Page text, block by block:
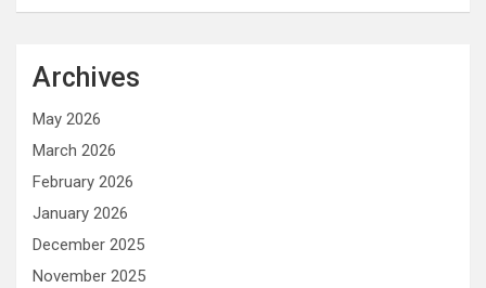
Archives
May 2026
March 2026
February 2026
January 2026
December 2025
November 2025